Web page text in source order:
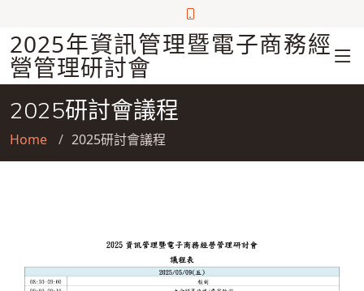
2025年資訊管理暨電子商務經
營管理研討會
2025研討會議程
Home 2025研討會議程